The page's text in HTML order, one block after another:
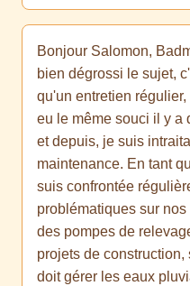
Bonjour Salomon,
bien dégrossi le sujet,
qu'un entretien
eu le même souci il y a
et depuis, je suis
maintenance. En tant
suis confrontée
problématiques sur nos
des pompes de
projets de construction,
doit gérer les eaux